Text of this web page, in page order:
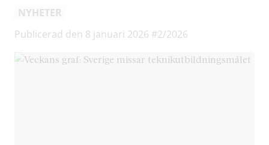
NYHETER
Publicerad den 8 januari 2026 #2/2026